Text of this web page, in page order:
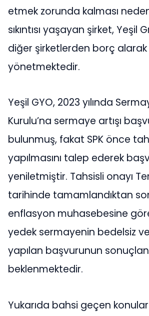
etmek zorunda kalması
sıkıntısı yaşayan şirket, Yeşil
diğer şirketlerden borç
yönetmektedir.
Yeşil GYO, 2023 yılında
Kurulu’na sermaye artışı
bulunmuş, fakat SPK önce
yapılmasını talep ederek
yeniletmiştir. Tahsisli onayı
tarihinde tamamlandıktan
enflasyon muhasebesine
yedek sermayenin bedelsiz
yapılan başvurunun
beklenmektedir.
Yukarıda bahsi geçen